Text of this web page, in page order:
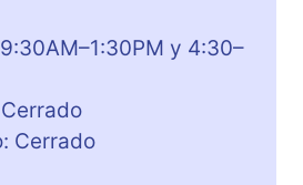
y 4:30–
Cerrado